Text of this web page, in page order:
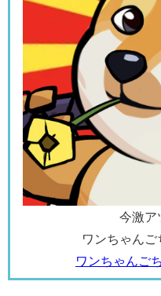
今激ア
ワンちゃんご
ワンちゃんご